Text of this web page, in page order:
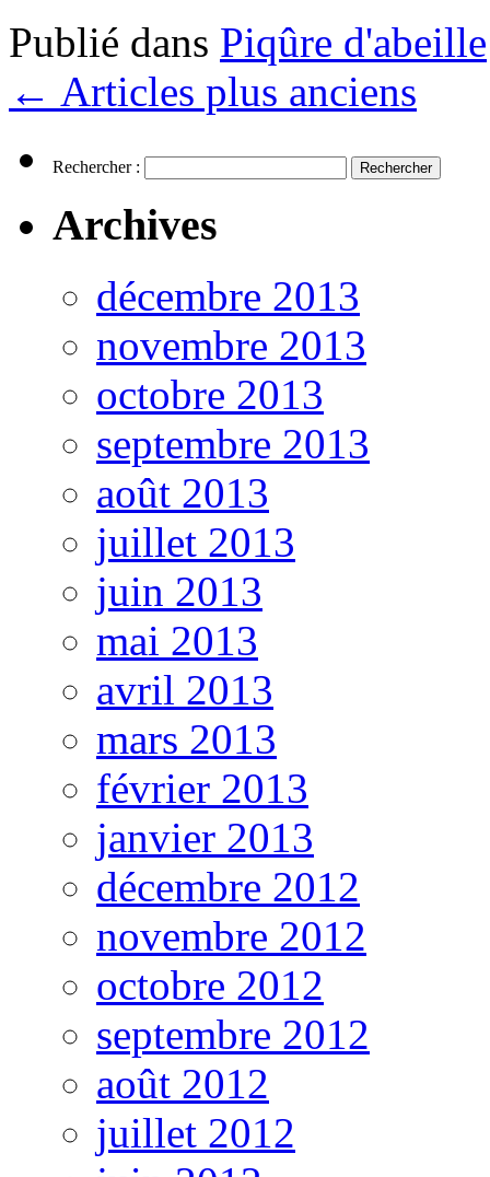
Publié dans Piqûre d'abeille
← Articles plus anciens
Rechercher :
Archives
décembre 2013
novembre 2013
octobre 2013
septembre 2013
août 2013
juillet 2013
juin 2013
mai 2013
avril 2013
mars 2013
février 2013
janvier 2013
décembre 2012
novembre 2012
octobre 2012
septembre 2012
août 2012
juillet 2012